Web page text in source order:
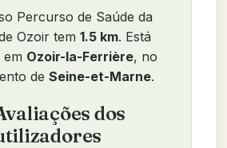
Percurso de Saúde da
Ozoir tem 1.5 km. Está
em Ozoir-la-Ferrière, no
de Seine-et-Marne.
dos